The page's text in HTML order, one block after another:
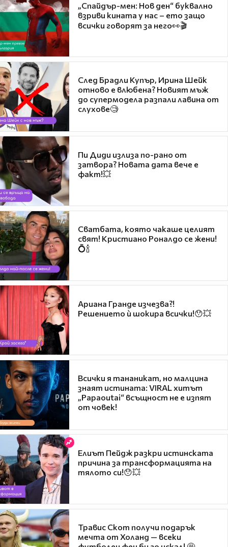
„Спайдър-мен: Нов ден“ буквално
взриви кината у нас – ето защо
всички говорят за него👀🎬
След Брадли Купър, Ирина Шейк
отново е влюбена? Новият мъж
до супермодела разпали лавина от
слухове🧐
Пи Диди излиза по-рано от
затвора? Новата дата вече е
факт!💥
Сватбата, която чакаше целият
свят! Кристиано Роналдо се жени!
💍🍾
Ариана Гранде изчезва?!
Решението ѝ шокира всички!😯💥
Всички я тананикат, но малцина
знаят истината: VIRAL хитът
„Papaoutai“ всъщност не е изпят
от човек!
Елиът Пейдж разкри истинската
причина за трансформацията на
тялото си!😯💥
Травис Скот получи подарък
мечта от Холанд — всеки